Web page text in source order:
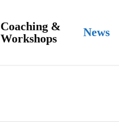
Coaching &
Workshops
News